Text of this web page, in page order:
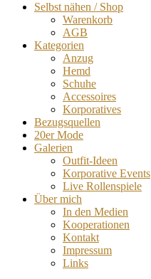
Selbst nähen / Shop
Warenkorb
AGB
Kategorien
Anzug
Hemd
Schuhe
Accessoires
Korporatives
Bezugsquellen
20er Mode
Galerien
Outfit-Ideen
Korporative Events
Live Rollenspiele
Über mich
In den Medien
Kooperationen
Kontakt
Impressum
Links